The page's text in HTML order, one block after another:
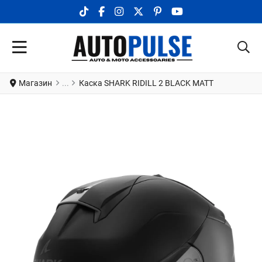
TIKTOK SOCIAL LINK
FACEBOOK SOCIAL LINK
INSTAGRAM SOCIAL LINK
X.COM SOCIAL LINK
PINTEREST SOCIAL LINK
YOUTUBE SOCIAL
Магазин Каска SHARK RIDILL 2 BLACK MATT